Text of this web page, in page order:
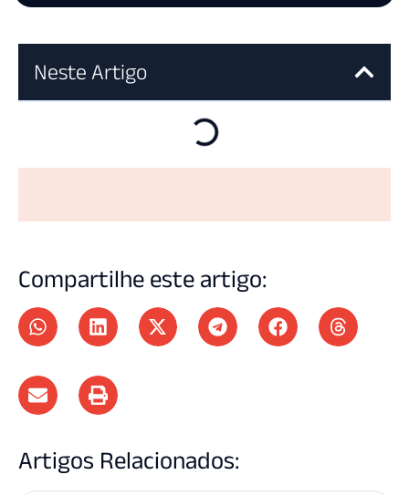
Neste Artigo
Compartilhe este artigo:
Artigos Relacionados: